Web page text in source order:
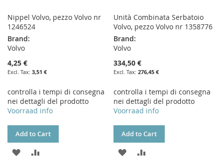
Nippel Volvo, pezzo Volvo nr
1246524
Brand:
Volvo
4,25 €
3,51 €
controlla i tempi di consegna
nei dettagli del prodotto
Voorraad info
Add to Cart
ADD
Unità Combinata Serbatoio
Volvo, pezzo Volvo nr 1358776
Brand:
Volvo
334,50 €
276,45 €
controlla i tempi di consegna
nei dettagli del prodotto
Voorraad info
Add to Cart
ADD